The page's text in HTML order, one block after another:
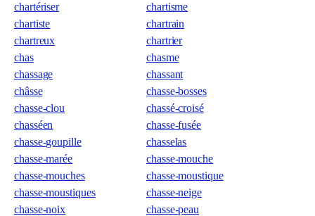
chartériser
chartisme
chartiste
chartrain
chartreux
chartrier
chas
chasme
chassage
chassant
châsse
chasse-bosses
chasse-clou
chassé-croisé
chasséen
chasse-fusée
chasse-goupille
chasselas
chasse-marée
chasse-mouche
chasse-mouches
chasse-moustique
chasse-moustiques
chasse-neige
chasse-noix
chasse-peau